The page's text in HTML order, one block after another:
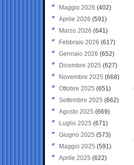
Maggio 2026 (402)
Aprile 2026 (591)
Marzo 2026 (641)
Febbraio 2026 (617)
Gennaio 2026 (652)
Dicembre 2025 (627)
Novembre 2025 (668)
Ottobre 2025 (651)
Settembre 2025 (662)
Agosto 2025 (669)
Luglio 2025 (671)
Giugno 2025 (573)
Maggio 2025 (591)
Aprile 2025 (622)